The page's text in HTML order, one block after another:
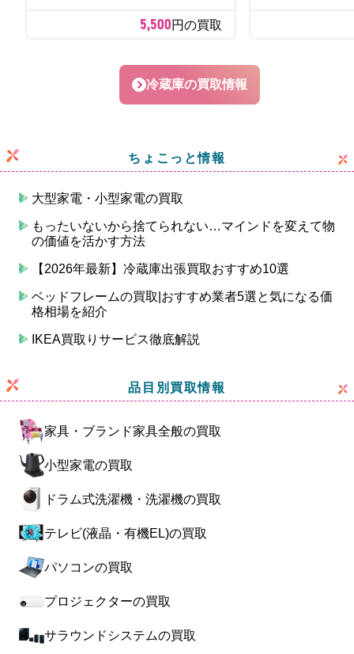
5,500円の買取
冷蔵庫の買取情報
ちょこっと情報
大型家電・小型家電の買取
もったいないから捨てられない…マインドを変えて物
の価値を活かす方法
【2026年最新】冷蔵庫出張買取おすすめ10選
ベッドフレームの買取|おすすめ業者5選と気になる価
格相場を紹介
IKEA買取りサービス徹底解説
品目別買取情報
家具・ブランド家具全般の買取
小型家電の買取
ドラム式洗濯機・洗濯機の買取
テレビ(液晶・有機EL)の買取
パソコンの買取
プロジェクターの買取
サラウンドシステムの買取